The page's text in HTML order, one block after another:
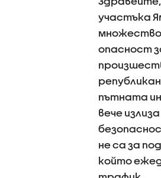
участъка
множество
опасност
пътната
вече
не са за
който